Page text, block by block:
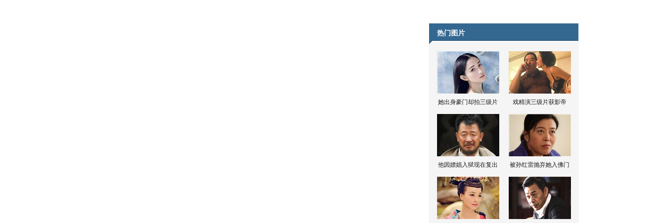
热门图片
她出身豪门却拍三级片 戏精演三级片获影帝
他因嫖娼入狱现在复出 被孙红雷抛弃她入佛门